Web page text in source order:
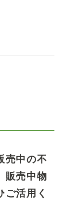
売中の不
販売中物
活用く